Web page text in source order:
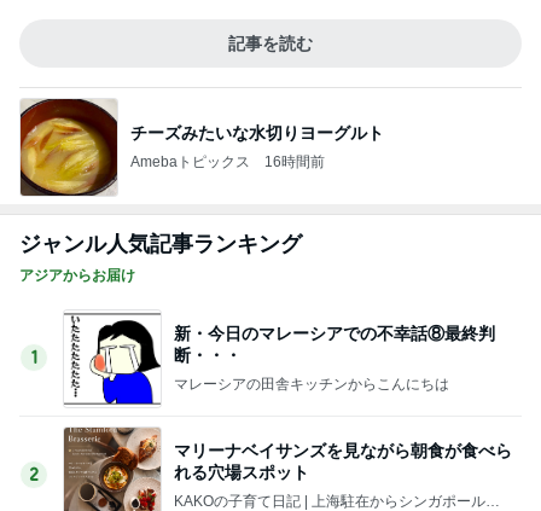
記事を読む
チーズみたいな水切りヨーグルト
Amebaトピックス 16時間前
ジャンル人気記事ランキング
アジアからお届け
1
新・今日のマレーシアでの不幸話⑧最終判
断・・・
マレーシアの田舎キッチンからこんにちは
2
マリーナベイサンズを見ながら朝食が食べら
れる穴場スポット
KAKOの子育て日記 | 上海駐在からシンガポール駐